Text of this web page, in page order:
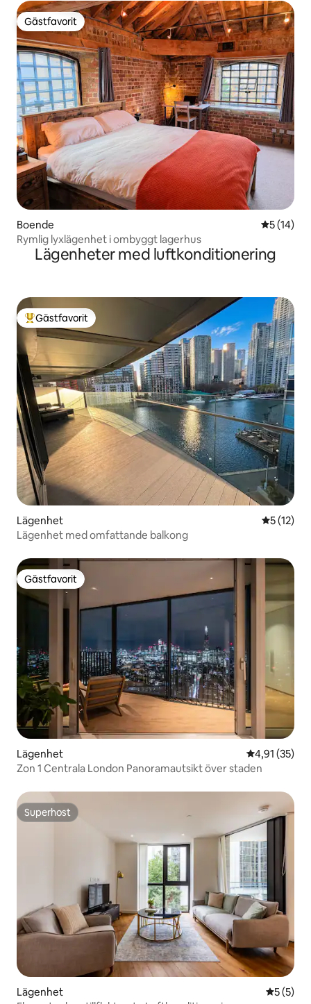
Gästfavorit
Gästfavorit
Boende 5 av 5 i
5 (14)
Rymlig lyxlägenhet i ombyggt lagerhus
Lägenheter med luftkonditionering
Populär gästfavorit
Gästfavorit
Lägenhet 5 av 5 i
5 (12)
Lägenhet med omfattande balkong
Gästfavorit
Gästfavorit
Lägenhet 4,91 av 5 i
4,91 (35)
Zon 1 Centrala London Panoramautsikt över staden
Superhost
Superhost
Lägenhet 5 av 5 i
5 (5)